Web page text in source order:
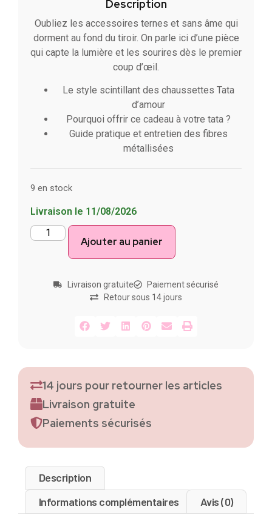
Description
Oubliez les accessoires ternes et sans âme qui
dorment au fond du tiroir. On parle ici d’une pièce
qui capte la lumière et les sourires dès le premier
coup d’œil.
Le style scintillant des chaussettes Tata
d’amour
Pourquoi offrir ce cadeau à votre tata ?
Guide pratique et entretien des fibres
métallisées
9 en stock
Livraison le 11/08/2026
Ajouter au panier
Livraison gratuite
Paiement sécurisé
Retour sous 14 jours
14 jours pour retourner les articles
Livraison gratuite
Paiements sécurisés
Description
Informations complémentaires
Avis (0)